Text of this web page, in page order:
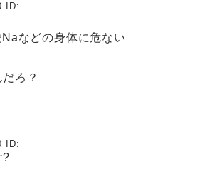
ID:
などの身体に危ない
ろ？
ID:
?